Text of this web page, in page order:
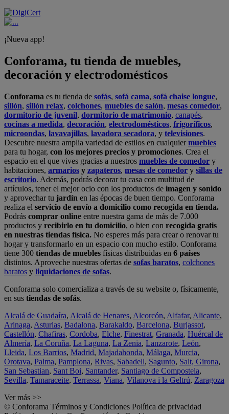
¡Nueva app!
Conforama, tu tienda de muebles,
decoración y electrodomésticos
Conforama es tu tienda de sofás, sofá cama, sofá chaise longue,
sillón, sillón relax, colchones, muebles de salón, mesas comedor,
dormitorio de juvenil, dormitorio de matrimonio, canapés,
cocinas a medida, decoración, electrodomésticos, frigoríficos,
microondas, lavavajillas, lavadora secadora, y televisiones.
Descubre nuestra amplia variedad de estilos en cualquiermuebles
para tu hogar, con los mejores precios y promociones. Crea el
espacio en el que vives gracias a nuestros muebles de comedor y
habitaciones, armarios y zapateros, mesas de comedor y sillas de
escritorio. Además, podrás decorar tu casa con multitud de
artículos, tener el mejor ocio con los productos de imagen y sonido
y aprovechar tu jardín en las épocas de buen tiempo. Conforama
realiza el servicio de envío a domicilio como recogida en tienda.
Podrás comprar online entre nuestra gama de más de 7.000
productos y recibirlo en tu domicilio, o bien con recogida gratis
en nuestras tiendas física. No esperes más para crear o renovar tu
hogar y transformarlo en un espacio con mucho estilo. Conforama
tiene 300 tiendas de muebles físicas distribuidas en 6 países
distintos. Aproveche nuestras ofertas de sofas baratos, colchones
baratos y liquidaciones de sofas.
Conforama solo comercializa a través de su website o, físicamente,
en sus tiendas de sofás.
Alcalá de Guadaíra, Alcalá de Henares, Alcorcón, Alfafar, Alicante,
Arinaga, Asturias, Badalona, Barakaldo, Barcelona, Burjassot,
Castellón, Chafiras, Cordoba, Elche, Finestrat, Granada, Huércal de
Almería, La Coruña, La Laguna, La Zenia, Lanzarote, León,
Lleida, Los Barrios, Madrid, Majadahonda, Málaga, Murcia,
Orotava, Palma, Pamplona, Rivas, Sabadell, Sagunto, Salt, Girona,
San Sebastian, Sant Boi, Santander, Santiago de Compostela,
Sevilla, Tamaraceite, Terrassa, Viana, Vilanova i la Geltrú, Zaragoza
Ver más >>
© Conforama Términos y Condiciones Política de privacidad